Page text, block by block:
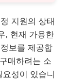
지원의 상태
, 현재 가용한
보를 제공합
매하려는 소
성이 있습니